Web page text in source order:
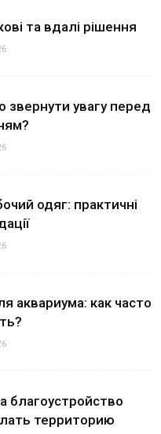
та вдалі рішення
звернути увагу перед
одяг: практичні
как часто
благоустройство
территорию